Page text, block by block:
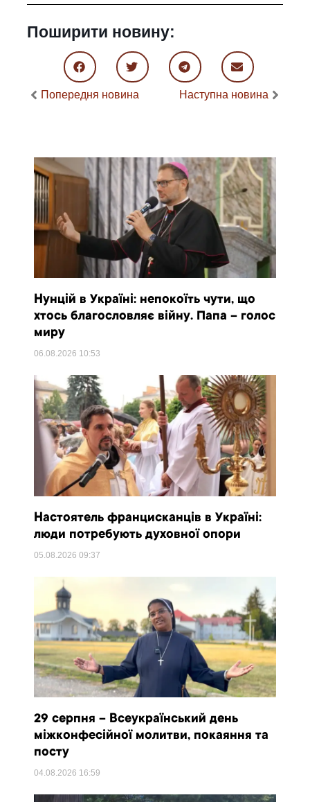
Поширити новину:
Попередня новина Наступна новина
Нунцій в Україні: непокоїть чути, що
хтось благословляє війну. Папа – голос
миру
06.08.2026 10:53
Настоятель францисканців в Україні:
люди потребують духовної опори
05.08.202609:37
29 серпня – Всеукраїнський день
міжконфесійної молитви, покаяння та
посту
04.08.2026 16:59